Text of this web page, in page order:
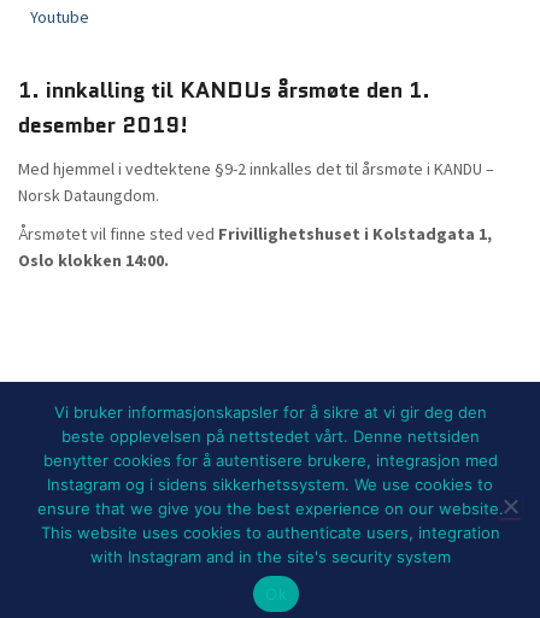
Youtube
1. innkalling til KANDUs årsmøte den 1.
desember 2019!
Med hjemmel i vedtektene §9-2 innkalles det til årsmøte i KANDU –
Norsk Dataungdom.
Årsmøtet vil finne sted ved Frivillighetshuset i Kolstadgata 1,
Oslo klokken 14:00.
NYHETER BLI MEDLEM! UTSTYRSLEIE
ARRANGEMENTER OG PROSJEKTER FOR MEDLEMMER OM KANDU
Hestia | Developed by ThemeIsle
Vi bruker informasjonskapsler for å sikre at vi gir deg den
beste opplevelsen på nettstedet vårt. Denne nettsiden
benytter cookies for å autentisere brukere, integrasjon med
Instagram og i sidens sikkerhetssystem. We use cookies to
ensure that we give you the best experience on our website.
This website uses cookies to authenticate users, integration
with Instagram and in the site's security system
Ok